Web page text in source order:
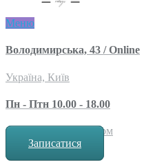
Меню
Володимирська, 43 / Online
Україна, Київ
Пн - Птн 10.00 - 18.00
за попереднім записом
Записатися